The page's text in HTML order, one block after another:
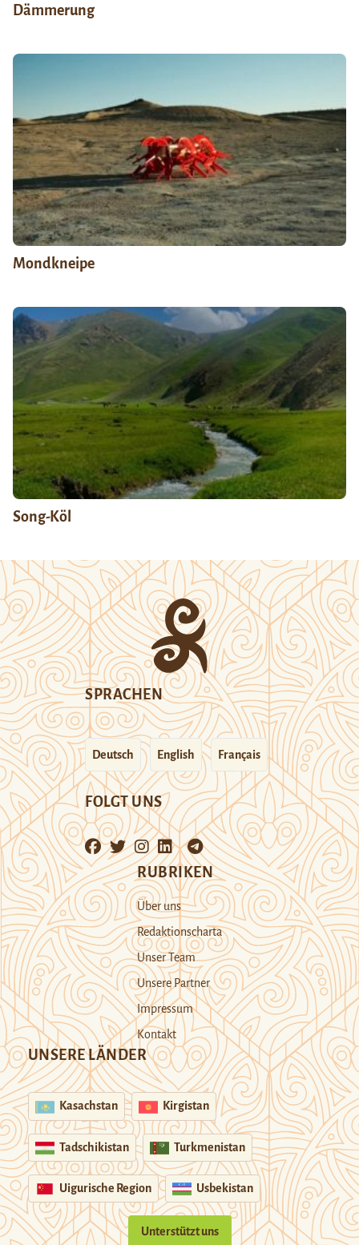
Dämmerung
Mondkneipe
Song-Köl
SPRACHEN
Deutsch English Français
FOLGT UNS
RUBRIKEN
Über uns
Redaktionscharta
Unser Team
Unsere Partner
Impressum
Kontakt
UNSERE LÄNDER
Kasachstan Kirgistan
Tadschikistan Turkmenistan
Uigurische Region Usbekistan
Unterstützt uns